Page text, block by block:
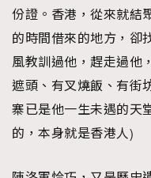
份證。香港，從來就結
的時間借來的地方，卻
風教訓過他，趕走過他
遮頭、有叉燒飯、有街
寨已是他一生未遇的天
的，本身就是香港人)